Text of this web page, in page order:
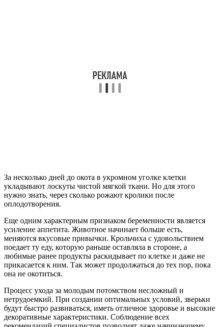
За несколько дней до окота в укромном уголке клетки
укладывают лоскуты чистой мягкой ткани. Но для этого
нужно знать, через сколько рожают кролики после
оплодотворения.
Еще одним характерным признаком беременности является
усиление аппетита. Животное начинает больше есть,
меняются вкусовые привычки. Крольчиха с удовольствием
поедает ту еду, которую раньше оставляла в стороне, а
любимые ранее продукты раскидывает по клетке и даже не
прикасается к ним. Так может продолжаться до тех пор, пока
она не окотиться.
Процесс ухода за молодым потомством несложный и
нетрудоемкий. При создании оптимальных условий, зверьки
будут быстро развиваться, иметь отличное здоровье и высокие
декоративные характеристики. Соблюдение всех